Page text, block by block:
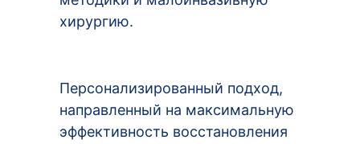
хирургию.
Персонализированный подход,
направленный на максимальную
эффективность восстановления